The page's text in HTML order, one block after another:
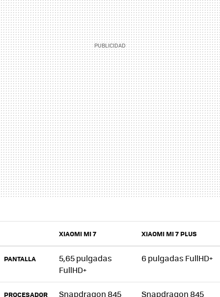
XIAOMI MI 7 XIAOMI MI 7 PLUS
PANTALLA
5,65 pulgadas
FullHD+
6 pulgadas FullHD+
PROCESADOR Snapdragon 845 Snapdragon 845